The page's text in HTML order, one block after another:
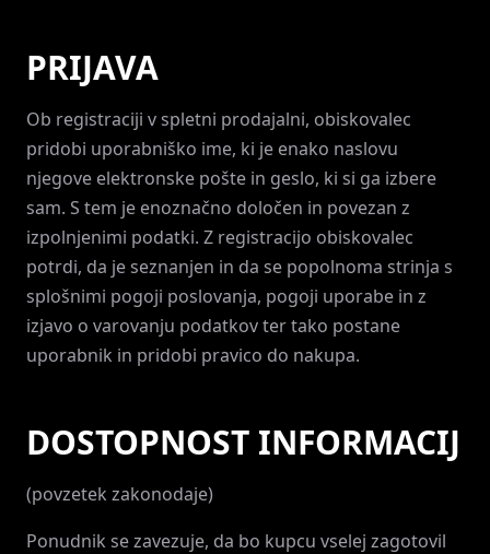
PRIJAVA
Ob registraciji v spletni prodajalni, obiskovalec
pridobi uporabniško ime, ki je enako naslovu
njegove elektronske pošte in geslo, ki si ga izbere
sam. S tem je enoznačno določen in povezan z
izpolnjenimi podatki. Z registracijo obiskovalec
potrdi, da je seznanjen in da se popolnoma strinja s
splošnimi pogoji poslovanja, pogoji uporabe in z
izjavo o varovanju podatkov ter tako postane
uporabnik in pridobi pravico do nakupa.
DOSTOPNOST INFORMACIJ
(povzetek zakonodaje)
Ponudnik se zavezuje, da bo kupcu vselej zagotovil